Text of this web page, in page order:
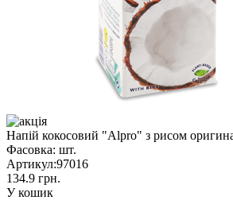
Напій кокосовий "Alpro" з рисом
Фасовка: шт.
Артикул:97016
134.9 грн.
У кошик